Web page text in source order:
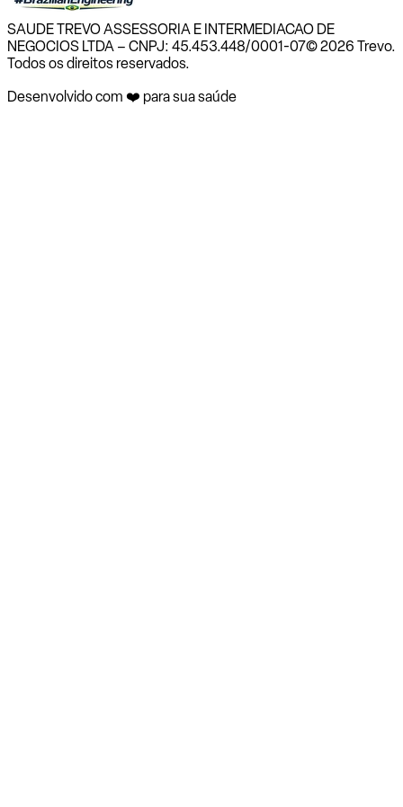
SAUDE TREVO ASSESSORIA E INTERMEDIACAO DE
NEGOCIOS LTDA – CNPJ: 45.453.448/0001-07© 2026 Trevo.
Todos os direitos reservados.
Desenvolvido com ❤️ para sua saúde